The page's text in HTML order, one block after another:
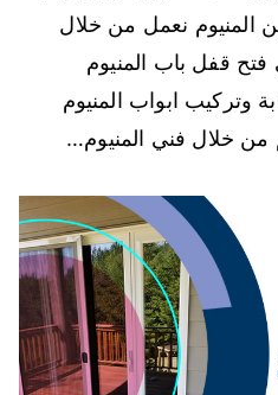
المنيوم نعمل من خلال
قفل باب المنيوم
وتركيب ابواب المنيوم
من خلال فني المنيوم…